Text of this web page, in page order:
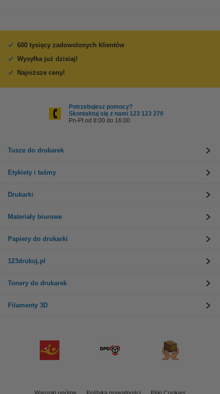
600 tysięcy zadowolonych klientów
Wysyłka już dzisiaj!
Najniższe ceny!
Potrzebujesz pomocy?
Skontaktuj się z nami 123 123 270
Pn-Pt od 8:00 do 16:00
Tusze do drukarek
Etykiety i taśmy
Drukarki
Materiały biurowe
Papiery do drukarki
123drukuj.pl
Tonery do drukarek
Filamenty 3D